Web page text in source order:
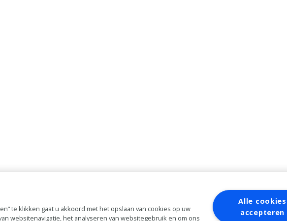
te klikken gaat u akkoord met het opslaan van cookies op uw
websitenavigatie, het analyseren van websitegebruik en om ons
Alle cookies
accepteren